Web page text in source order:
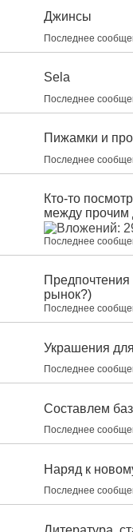
Джинсы
Последнее
Sela
Последнее
Пижамки и
Последнее
Кто-то
между прочим
Последнее
Предпочтения
рынок?)
Последнее
Украшения
Последнее
Составлем
Последнее
Наряд к
Последнее